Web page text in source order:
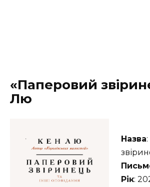
«Паперовий
Лю
Назва
Рік: